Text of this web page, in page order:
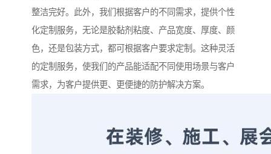
整洁完好。此外，我们根据客户的不同需求，提供个性
化定制服务，无论是胶黏剂粘度、产品宽度、厚度、颜
色，还是包装方式，都可根据客户要求定制。这种灵活
的定制服务，使我们的产品能适配不同使用场景与客户
需求，为客户提供更、更便捷的防护解决方案。